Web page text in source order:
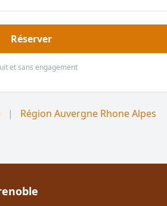
Réserver
et sans engagement
| Région Auvergne Rhone Alpes